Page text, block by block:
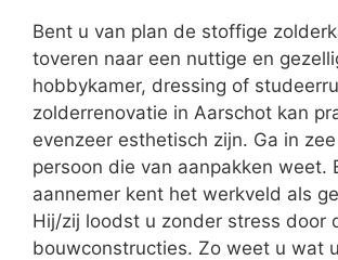
Bent u van plan de stoffige
toveren naar een nuttige en
hobbykamer, dressing of
zolderrenovatie in Aarschot kan
evenzeer esthetisch zijn. Ga in
persoon die van aanpakken weet.
aannemer kent het werkveld als
Hij/zij loodst u zonder stress door
bouwconstructies. Zo weet u wat